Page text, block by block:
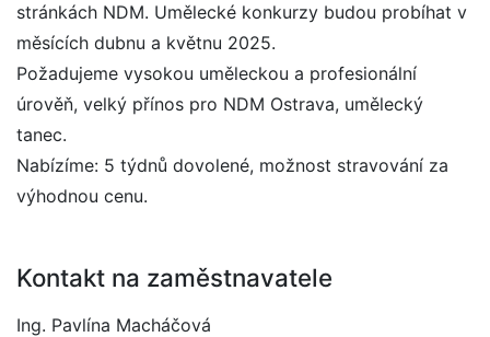
stránkách NDM. Umělecké konkurzy budou probíhat v
měsících dubnu a květnu 2025.
Požadujeme vysokou uměleckou a profesionální
úrověň, velký přínos pro NDM Ostrava, umělecký
tanec.
Nabízíme: 5 týdnů dovolené, možnost stravování za
výhodnou cenu.
Kontakt na zaměstnavatele
Ing. Pavlína Macháčová